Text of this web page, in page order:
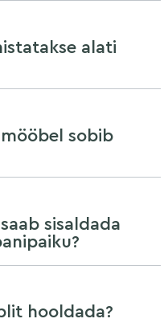
alati
sobib
sisaldada
hooldada?